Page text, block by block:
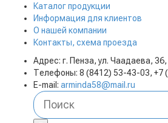
Каталог продукции
Информация для клиентов
О нашей компании
Контакты, схема проезда
Адрес: г. Пенза, ул. Чаадаева, 36,
Телефоны: 8 (8412) 53-43-03, +7
E-mail: arminda58@mail.ru